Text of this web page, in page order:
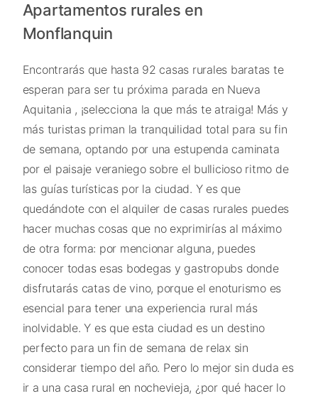
Apartamentos rurales en
Monflanquin
Encontrarás que hasta 92 casas rurales baratas te
esperan para ser tu próxima parada en Nueva
Aquitania , ¡selecciona la que más te atraiga! Más y
más turistas priman la tranquilidad total para su fin
de semana, optando por una estupenda caminata
por el paisaje veraniego sobre el bullicioso ritmo de
las guías turísticas por la ciudad. Y es que
quedándote con el alquiler de casas rurales puedes
hacer muchas cosas que no exprimirías al máximo
de otra forma: por mencionar alguna, puedes
conocer todas esas bodegas y gastropubs donde
disfrutarás catas de vino, porque el enoturismo es
esencial para tener una experiencia rural más
inolvidable. Y es que esta ciudad es un destino
perfecto para un fin de semana de relax sin
considerar tiempo del año. Pero lo mejor sin duda es
ir a una casa rural en nochevieja, ¿por qué hacer lo